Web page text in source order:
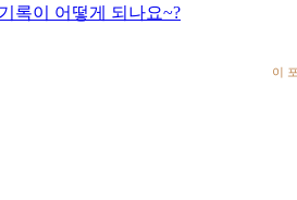
록이 어떻게 되나요~?
이